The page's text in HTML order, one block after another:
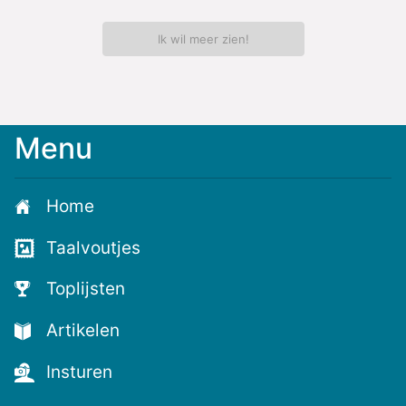
Ik wil meer zien!
Menu
Home
Taalvoutjes
Toplijsten
Artikelen
Insturen